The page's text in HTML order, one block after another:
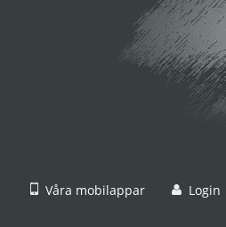
Våra mobilappar Login